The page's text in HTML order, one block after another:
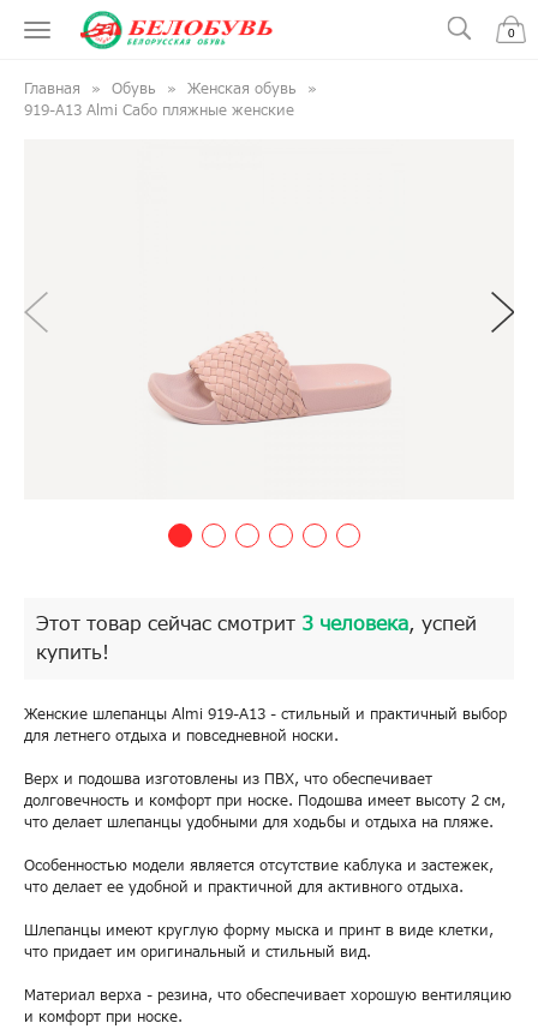
0
Главная Обувь
Женская обувь
919-A13 Almi Сабо пляжные женские
Этот товар сейчас смотрит 3 человека, успей
купить!
Женские шлепанцы Almi 919-A13 - стильный и практичный выбор
для летнего отдыха и повседневной носки.
Верх и подошва изготовлены из ПВХ, что обеспечивает
долговечность и комфорт при носке. Подошва имеет высоту 2 см,
что делает шлепанцы удобными для ходьбы и отдыха на пляже.
Особенностью модели является отсутствие каблука и застежек,
что делает ее удобной и практичной для активного отдыха.
Шлепанцы имеют круглую форму мыска и принт в виде клетки,
что придает им оригинальный и стильный вид.
Материал верха - резина, что обеспечивает хорошую вентиляцию
и комфорт при носке.